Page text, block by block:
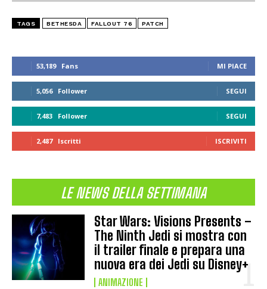
53,189 Fans MI PIACE
5,056 Follower SEGUI
7,483 Follower SEGUI
2,487 Iscritti ISCRIVITI
LE NEWS DELLA SETTIMANA
Star Wars: Visions Presents –
The Ninth Jedi si mostra con
il trailer finale e prepara una
nuova era dei Jedi su Disney+
ANIMAZIONE
TAGS BETHESDA FALLOUT 76 PATCH